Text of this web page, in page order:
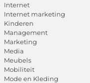
Internet
Internet marketing
Kinderen
Management
Marketing
Media
Meubels
Mobiliteit
Mode en Kleding